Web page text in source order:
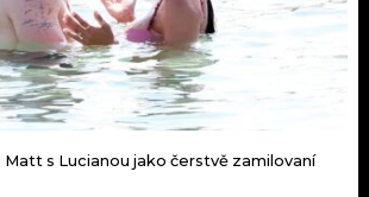
s Lucianou jako čerstvě zamilovaní